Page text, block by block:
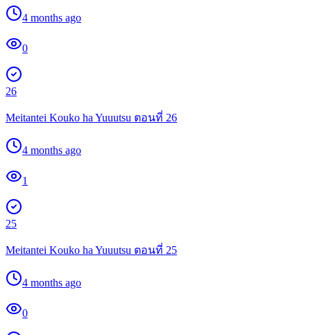
4 months ago
0
26
Meitantei Kouko ha Yuuutsu ตอนที่ 26
4 months ago
1
25
Meitantei Kouko ha Yuuutsu ตอนที่ 25
4 months ago
0